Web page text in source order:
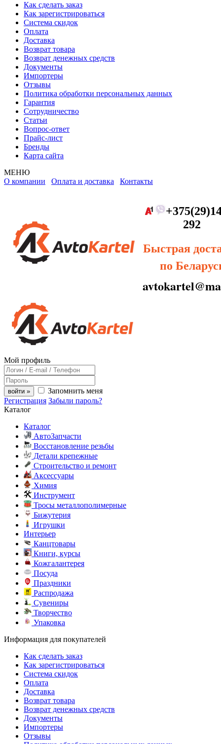
Как сделать заказ
Как зарегистрироваться
Система скидок
Оплата
Доставка
Возврат товара
Возврат денежных средств
Документы
Импортеры
Отзывы
Политика обработки персональных данных
Гарантия
Сотрудничество
Статьи
Вопрос-ответ
Прайс-лист
Бренды
Карта сайта
МЕНЮ
О компании Оплата и доставка Контакты
292
Быстрая
по
Мой профиль
войти »
Запомнить меня
Регистрация Забыли пароль?
Каталог
Каталог
АвтоЗапчасти
Восстановление резьбы
Детали крепежные
Строительство и ремонт
Аксессуары
Химия
Инструмент
Тросы металлополимерные
Бижутерия
Игрушки
Интерьер
Канцтовары
Книги, курсы
Кожгалантерея
Посуда
Праздники
Распродажа
Сувениры
Творчество
Упаковка
Информация для покупателей
Как сделать заказ
Как зарегистрироваться
Система скидок
Оплата
Доставка
Возврат товара
Возврат денежных средств
Документы
Импортеры
Отзывы